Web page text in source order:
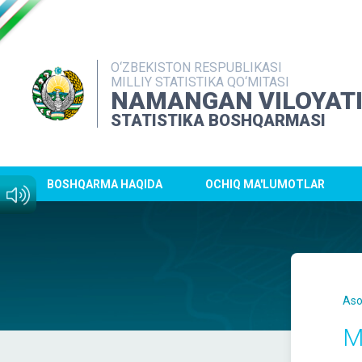
O‘ZBEKISTON RESPUBLIKASI
MILLIY STATISTIKA QO‘MITASI
NAMANGAN VILOYATI
STATISTIKA BOSHQARMASI
BOSHQARMA HAQIDA OCHIQ MA'LUMOTLAR